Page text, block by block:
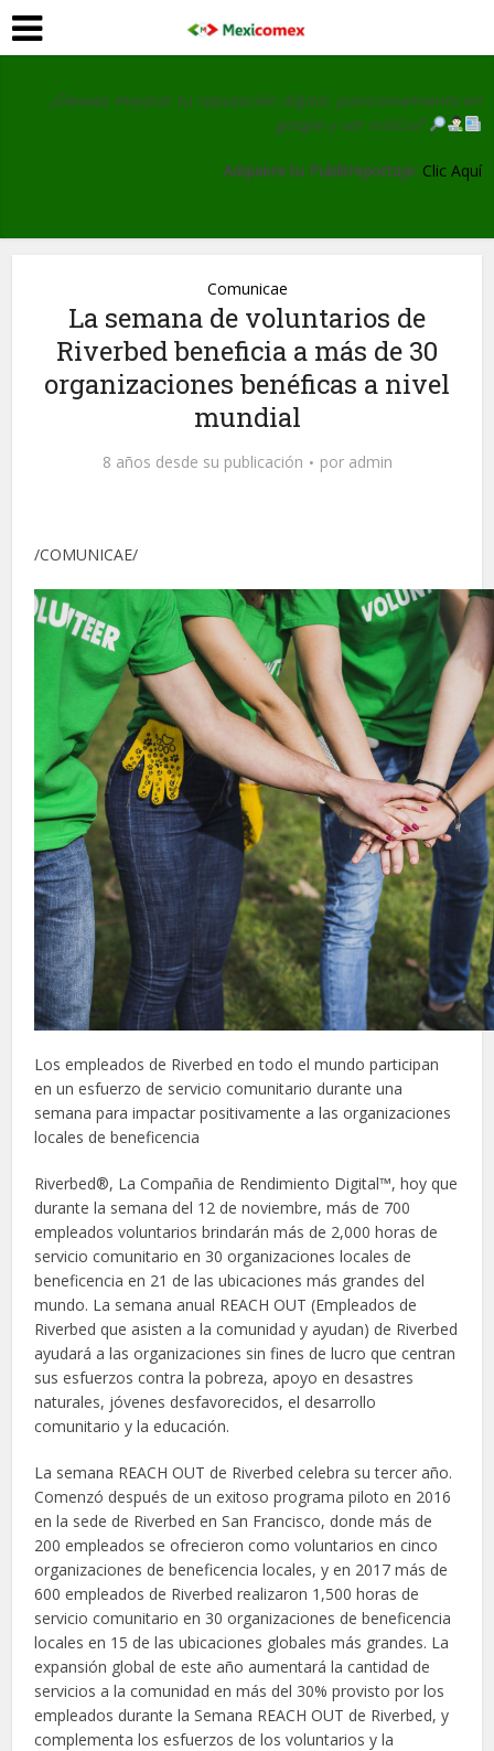
¿Deseas mejorar tu reputación digital, posicionamiento en
google y ser noticia?
Adquiere tu Publirreportaje: Clic Aquí
Comunicae
La semana de voluntarios de
Riverbed beneficia a más de 30
organizaciones benéficas a nivel
mundial
8 años desde su publicación por admin
/COMUNICAE/
Los empleados de Riverbed en todo el mundo participan
en un esfuerzo de servicio comunitario durante una
semana para impactar positivamente a las organizaciones
locales de beneficencia
Riverbed®, La Compañia de Rendimiento Digital™, hoy que
durante la semana del 12 de noviembre, más de 700
empleados voluntarios brindarán más de 2,000 horas de
servicio comunitario en 30 organizaciones locales de
beneficencia en 21 de las ubicaciones más grandes del
mundo. La semana anual REACH OUT (Empleados de
Riverbed que asisten a la comunidad y ayudan) de Riverbed
ayudará a las organizaciones sin fines de lucro que centran
sus esfuerzos contra la pobreza, apoyo en desastres
naturales, jóvenes desfavorecidos, el desarrollo
comunitario y la educación.
La semana REACH OUT de Riverbed celebra su tercer año.
Comenzó después de un exitoso programa piloto en 2016
en la sede de Riverbed en San Francisco, donde más de
200 empleados se ofrecieron como voluntarios en cinco
organizaciones de beneficencia locales, y en 2017 más de
600 empleados de Riverbed realizaron 1,500 horas de
servicio comunitario en 30 organizaciones de beneficencia
locales en 15 de las ubicaciones globales más grandes. La
expansión global de este año aumentará la cantidad de
servicios a la comunidad en más del 30% provisto por los
empleados durante la Semana REACH OUT de Riverbed, y
complementa los esfuerzos de los voluntarios y la